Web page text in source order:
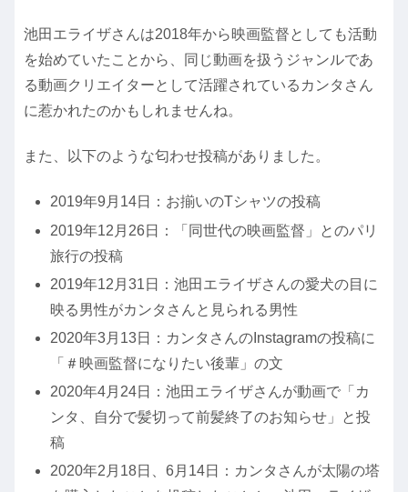
池田エライザさんは2018年から映画監督としても活動
を始めていたことから、同じ動画を扱うジャンルであ
る動画クリエイターとして活躍されているカンタさん
に惹かれたのかもしれませんね。
また、以下のような匂わせ投稿がありました。
2019年9月14日：お揃いのTシャツの投稿
2019年12月26日：「同世代の映画監督」とのパリ
旅行の投稿
2019年12月31日：池田エライザさんの愛犬の目に
映る男性がカンタさんと見られる男性
2020年3月13日：カンタさんのInstagramの投稿に
「＃映画監督になりたい後輩」の文
2020年4月24日：池田エライザさんが動画で「カ
ンタ、自分で髪切って前髪終了のお知らせ」と投
稿
2020年2月18日、6月14日：カンタさんが太陽の塔